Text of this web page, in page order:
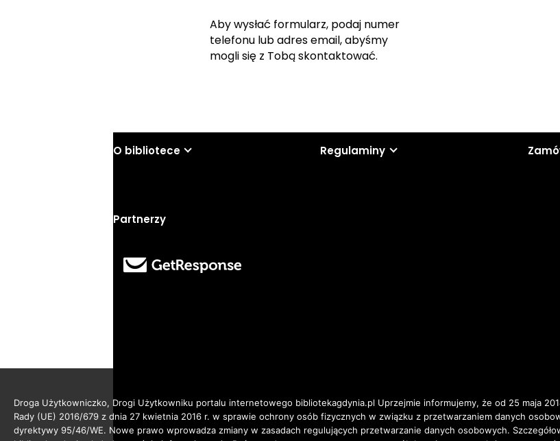
Aby wysłać formularz, podaj numer
telefonu lub adres email, abyśmy
mogli się z Tobą skontaktować.
O bibliotece Regulaminy
Partnerzy
Droga Użytkowniczko, Drogi Użytkowniku portalu internetowego bibliotekagdynia.pl Uprzejmie informujemy, że od 25 maja
Rady (UE) 2016/679 z dnia 27 kwietnia 2016 r. w sprawie ochrony osób fizycznych w związku z przetwarzaniem danych
dyrektywy 95/46/WE. Nowe prawo wprowadza zmiany w zasadach regulujących przetwarzanie danych osobowych.